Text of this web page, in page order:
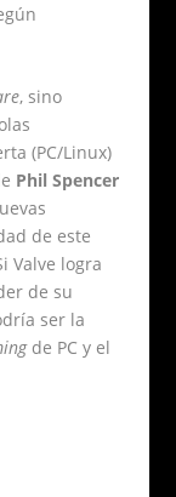
, sino
(PC/Linux)
Phil Spencer
de este
Valve logra
de su
ser la
de PC y el